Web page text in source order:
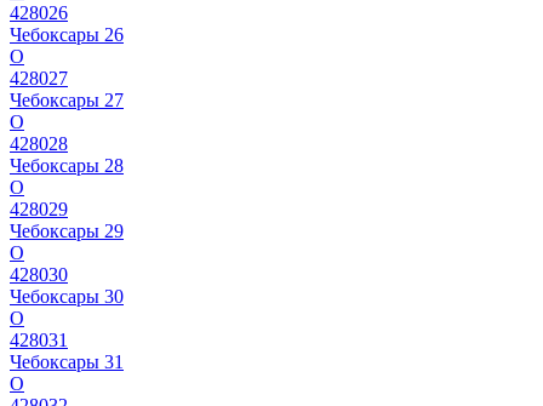
428026
Чебоксары 26
О
428027
Чебоксары 27
О
428028
Чебоксары 28
О
428029
Чебоксары 29
О
428030
Чебоксары 30
О
428031
Чебоксары 31
О